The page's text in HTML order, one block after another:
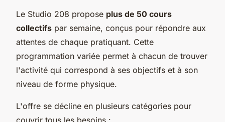
Le Studio 208 propose plus de 50 cours
collectifs par semaine, conçus pour répondre aux
attentes de chaque pratiquant. Cette
programmation variée permet à chacun de trouver
l'activité qui correspond à ses objectifs et à son
niveau de forme physique.
L'offre se décline en plusieurs catégories pour
couvrir tous les besoins :